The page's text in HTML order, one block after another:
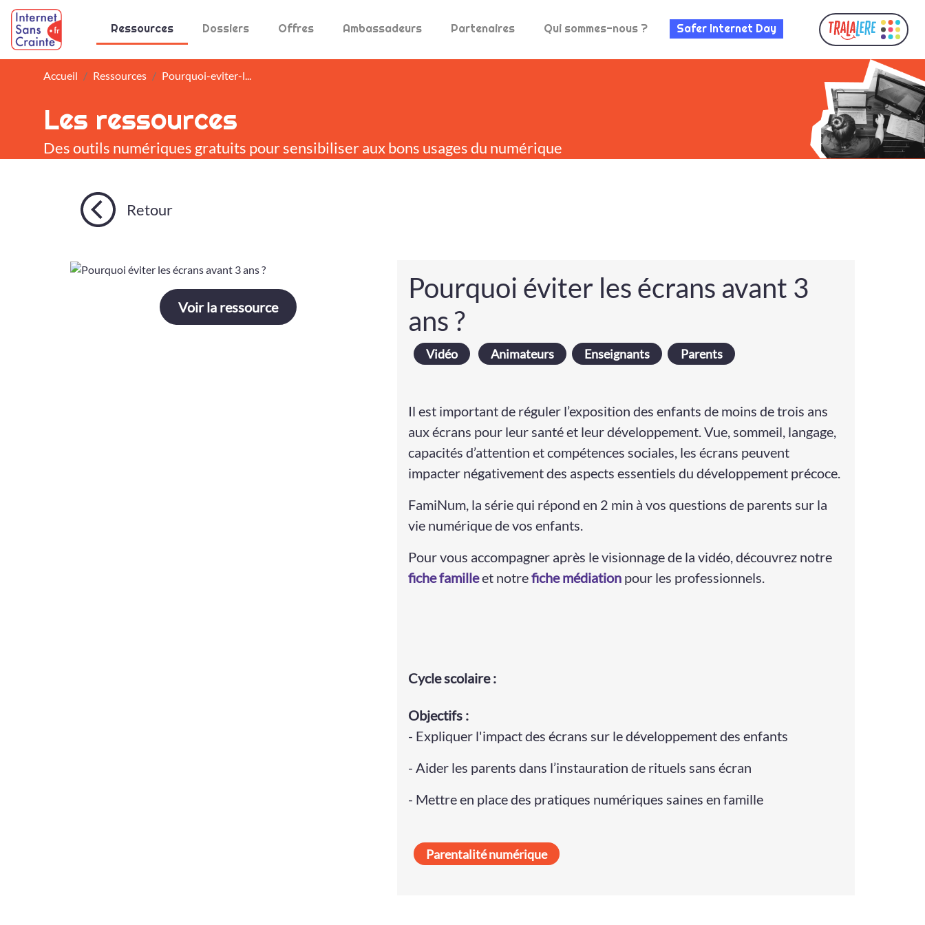
Panneau de gestion des cookies
Ressources Dossiers Offres Ambassadeurs Partenaires Qui sommes-nous ? Safer Internet Day
Accueil Ressources Pourquoi-eviter-l...
Les ressources
Des outils numériques gratuits pour sensibiliser aux bons usages du numérique
Retour
Voir la ressource
Pourquoi éviter les écrans avant 3
ans ?
Vidéo Animateurs Enseignants Parents
Il est important de réguler l’exposition des enfants de moins de trois ans
aux écrans pour leur santé et leur développement. Vue, sommeil, langage,
capacités d’attention et compétences sociales, les écrans peuvent
impacter négativement des aspects essentiels du développement précoce.
FamiNum, la série qui répond en 2 min à vos questions de parents sur la
vie numérique de vos enfants.
Pour vous accompagner après le visionnage de la vidéo, découvrez notre
fiche familleet notrefiche médiation pour les professionnels.
Cyclescolaire:
Objectifs :
- Expliquer l'impact des écrans sur le développement des enfants
- Aider les parents dans l’instauration de rituels sans écran
- Mettre en place des pratiques numériques saines en famille
Parentalité numérique